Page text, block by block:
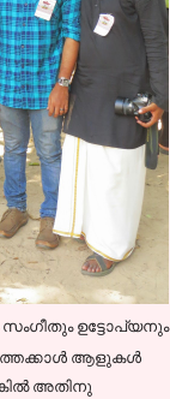
ഉട്ടോപ്യനും
ആളുകള്‍
അതിനു